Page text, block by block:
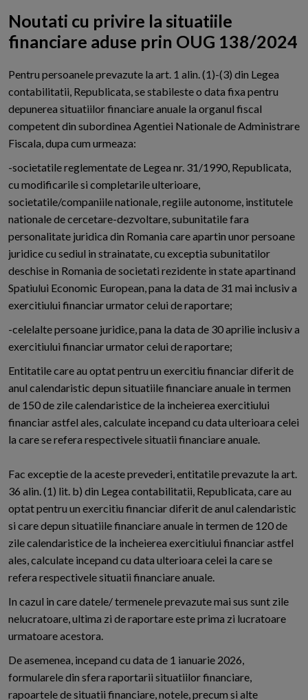
Noutati cu privire la situatiile
financiare aduse prin OUG 138/2024
Pentru persoanele prevazute la art. 1 alin. (1)-(3) din Legea
contabilitatii, Republicata, se stabileste o data fixa pentru
depunerea situatiilor financiare anuale la organul fiscal
competent din subordinea Agentiei Nationale de Administrare
Fiscala, dupa cum urmeaza:
-societatile reglementate de Legea nr. 31/1990, Republicata,
cu modificarile si completarile ulterioare,
societatile/companiile nationale, regiile autonome, institutele
nationale de cercetare-dezvoltare, subunitatile fara
personalitate juridica din Romania care apartin unor persoane
juridice cu sediul in strainatate, cu exceptia subunitatilor
deschise in Romania de societati rezidente in state apartinand
Spatiului Economic European, pana la data de 31 mai inclusiv a
exercitiului financiar urmator celui de raportare;
-celelalte persoane juridice, pana la data de 30 aprilie inclusiv a
exercitiului financiar urmator celui de raportare;
Entitatile care au optat pentru un exercitiu financiar diferit de
anul calendaristic depun situatiile financiare anuale in termen
de 150 de zile calendaristice de la incheierea exercitiului
financiar astfel ales, calculate incepand cu data ulterioara celei
la care se refera respectivele situatii financiare anuale.
Fac exceptie de la aceste prevederi, entitatile prevazute la art.
36 alin. (1) lit. b) din Legea contabilitatii, Republicata, care au
optat pentru un exercitiu financiar diferit de anul calendaristic
si care depun situatiile financiare anuale in termen de 120 de
zile calendaristice de la incheierea exercitiului financiar astfel
ales, calculate incepand cu data ulterioara celei la care se
refera respectivele situatii financiare anuale.
In cazul in care datele/ termenele prevazute mai sus sunt zile
nelucratoare, ultima zi de raportare este prima zi lucratoare
urmatoare acestora.
De asemenea, incepand cu data de 1 ianuarie 2026,
formularele din sfera raportarii situatiilor financiare,
rapoartele de situatii financiare, notele, precum si alte